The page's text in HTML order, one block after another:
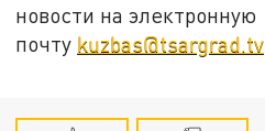
новости на электронную
почту kuzbas@tsargrad.tv